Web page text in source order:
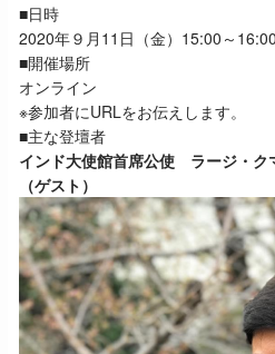
■日時
2020年９月11日（金）15:00～16:00
■開催場所
オンライン
※参加者にURLをお伝えします。
■主な登壇者
インド大使館首席公使 ラージ・ク
（ゲスト）